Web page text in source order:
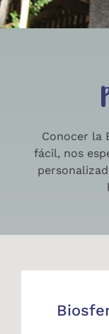
Conocer la
fácil, nos